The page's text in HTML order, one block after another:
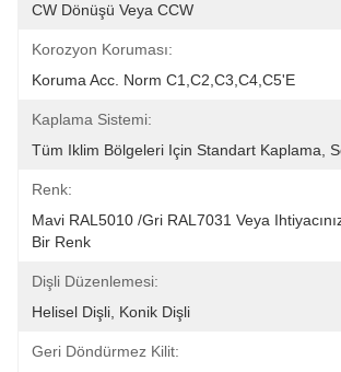
CW Dönüşü Veya CCW
Korozyon Koruması:
Koruma Acc. Norm C1,C2,C3,C4,C5'e
Kaplama Sistemi:
Tüm Iklim Bölgeleri Için Standart Kaplama,
Renk:
Mavi RAL5010 /Gri RAL7031 Veya
Bir Renk
Dişli Düzenlemesi:
Helisel Dişli, Konik Dişli
Geri Döndürmez Kilit: